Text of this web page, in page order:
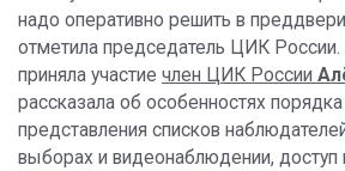
надо оперативно решить в
отметила председатель ЦИК
приняла участие член ЦИК России
рассказала об особенностях
представления списков
выборах и видеонаблюдении, доступ